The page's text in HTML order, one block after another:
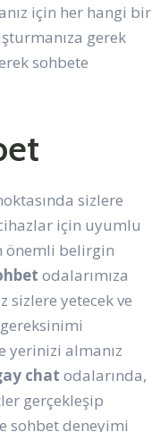
için her hangi bir
gerek
sohbete
sizlere
için uyumlu
önemli belirgin
odalarımıza
sizlere yetecek ve
yerinizi almanız
chat odalarında,
gerçekleşip
sohbet deneyimi